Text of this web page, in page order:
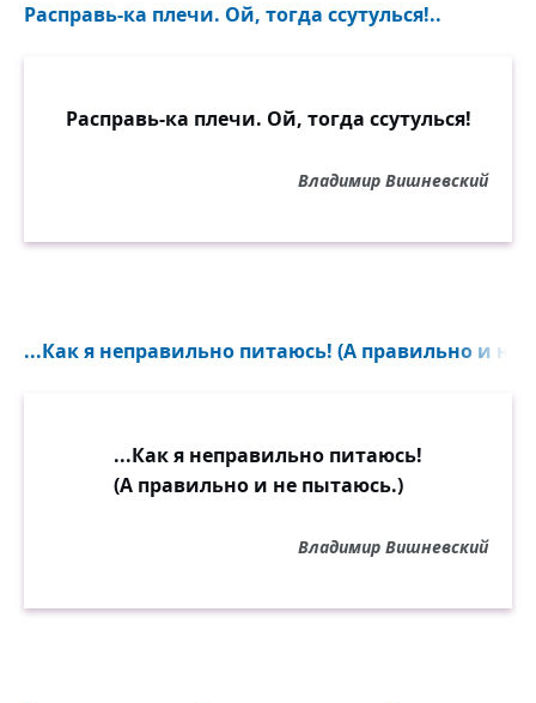
Расправь-ка плечи. Ой, тогда ссутулься!..
Расправь-ка плечи. Ой, тогда ссутулься!
Владимир Вишневский
...Как я неправильно питаюсь! (А правильно и не
...Как я неправильно питаюсь!
(А правильно и не пытаюсь.)
Владимир Вишневский